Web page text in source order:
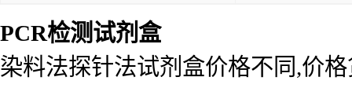
PCR检测试剂盒
染料法探针法试剂盒价格不同,价